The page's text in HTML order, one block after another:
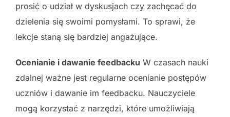
prosić o udział w dyskusjach czy zachęcać do
dzielenia się swoimi pomysłami. To sprawi, że
lekcje staną się bardziej angażujące.
Ocenianie i dawanie feedbacku W czasach nauki
zdalnej ważne jest regularne ocenianie postępów
uczniów i dawanie im feedbacku. Nauczyciele
mogą korzystać z narzędzi, które umożliwiają